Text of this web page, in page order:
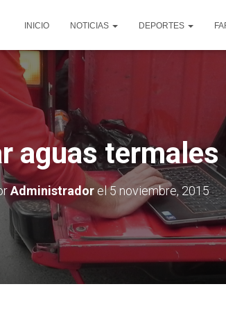
INICIO NOTICIAS DEPORTES
aguas
Administradorel5 noviembre, 2015